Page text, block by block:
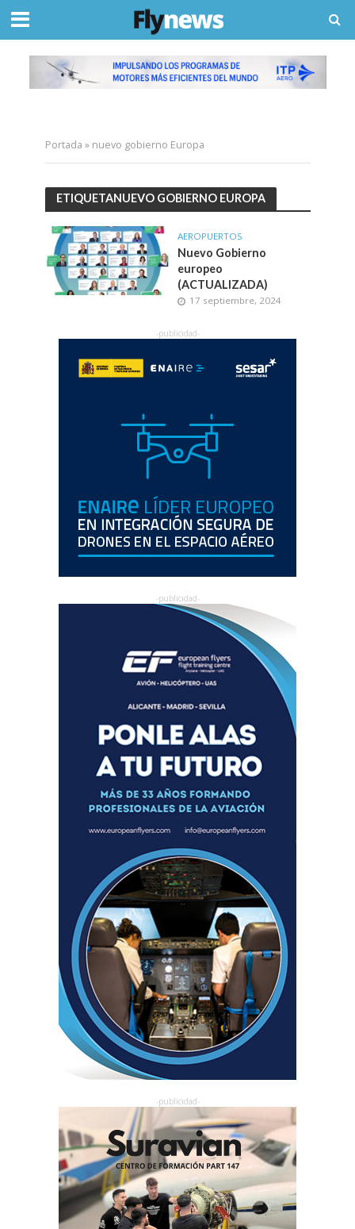
Portada » nuevo gobierno Europa
ETIQUETANUEVO GOBIERNO EUROPA
AEROPUERTOS
Nuevo Gobierno
europeo
(ACTUALIZADA)
17 septiembre, 2024